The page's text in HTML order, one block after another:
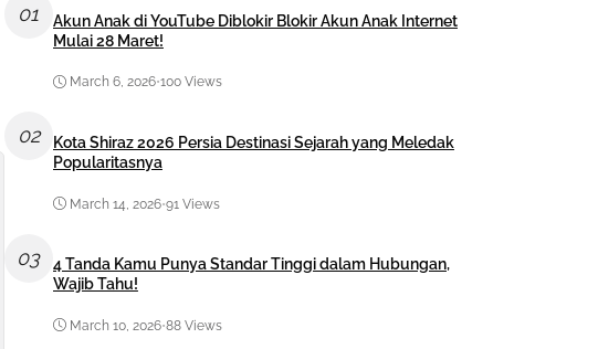
01
Akun Anak di YouTube Diblokir Blokir Akun Anak Internet
Mulai 28 Maret!
March 6, 2026•100 Views
02
Kota Shiraz 2026 Persia Destinasi Sejarah yang Meledak
Popularitasnya
March 14, 2026•91 Views
03
4 Tanda Kamu Punya Standar Tinggi dalam Hubungan,
Wajib Tahu!
March 10, 2026•88 Views